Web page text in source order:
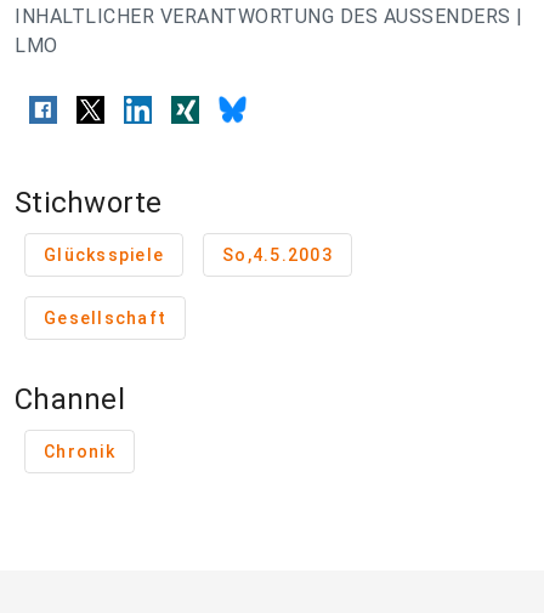
INHALTLICHER VERANTWORTUNG DES AUSSENDERS |
LMO
Stichworte
Glücksspiele So,4.5.2003
Gesellschaft
Channel
Chronik